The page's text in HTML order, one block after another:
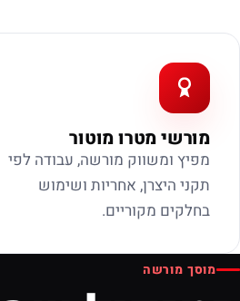
מורשי מטרו מוטור
מפיץ ומשווק מורשה, עבודה לפי
תקני היצרן, אחריות ושימוש
בחלקים מקוריים.
מוסך מורשה